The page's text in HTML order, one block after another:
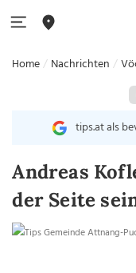
Home Nachrichten
tips.at als
Andreas
der Seite